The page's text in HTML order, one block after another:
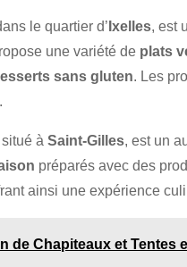
le quartier d’ Ixelles, est
une variété de plats
sans gluten. Les
situé àSaint-Gilles, est un
préparés avec des
ainsi une expérience
de Chapiteaux et Tentes